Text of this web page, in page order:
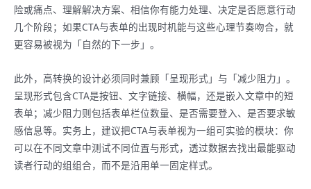
险或痛点、理解解决方案、相信你有能力处理、决定是否愿意行动
几个阶段；如果CTA与表单的出现时机能与这些心理节奏吻合，就
更容易被视为「自然的下一步」。
此外，高转换的设计必须同时兼顾「呈现形式」与「减少阻力」。
呈现形式包含CTA是按钮、文字链接、横幅，还是嵌入文章中的短
表单；减少阻力则包括表单栏位数量、是否需要登入、是否要求敏
感信息等。实务上，建议把CTA与表单视为一组可实验的模块：你
可以在不同文章中测试不同位置与形式，透过数据去找出最能驱动
读者行动的组组合，而不是沿用单一固定样式。